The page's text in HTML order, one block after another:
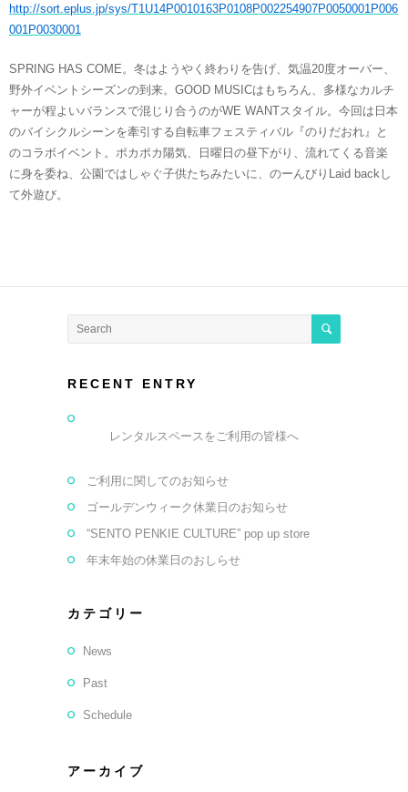
http://sort.eplus.jp/sys/T1U14P0010163P0108P002254907P0050001P006
001P0030001
SPRING HAS COME。冬はようやく終わりを告げ、気温20度オーバー、
野外イベントシーズンの到来。GOOD MUSICはもちろん、多様なカルチ
ャーが程よいバランスで混じり合うのがWE WANTスタイル。今回は日本
のバイシクルシーンを牽引する自転車フェスティバル『のりだおれ』と
のコラボイベント。ポカポカ陽気、日曜日の昼下がり、流れてくる音楽
に身を委ね、公園ではしゃぐ子供たちみたいに、のーんびりLaid backし
て外遊び。
RECENT ENTRY
レンタルスペースをご利用の皆様へ
ご利用に関してのお知らせ
ゴールデンウィーク休業日のお知らせ
“SENTO PENKIE CULTURE” pop up store
年末年始の休業日のおしらせ
カテゴリー
News
Past
Schedule
アーカイブ